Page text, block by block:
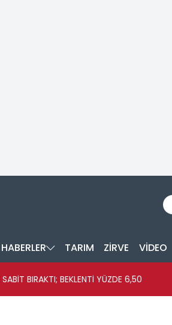
HABERLER TARIM ZİRVE VİDEO
BIRAKTI; BEKLENTİ YÜZDE 6,50